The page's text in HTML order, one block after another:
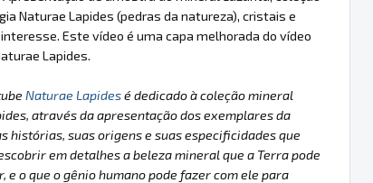
Naturae Lapides (pedras da natureza), cristais e
Este vídeo é uma capa melhorada do vídeo
Lapides.
Naturae Lapidesé dedicado à coleção mineral
através da apresentação dos exemplares da
histórias, suas origens e suas especificidades que
em detalhes a beleza mineral que a Terra pode
e o que o gênio humano pode fazer com ele para